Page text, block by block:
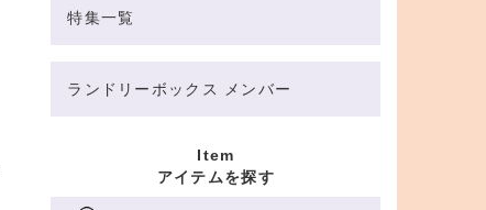
特集一覧
ランドリーボックス メンバー
Item
アイテムを探す